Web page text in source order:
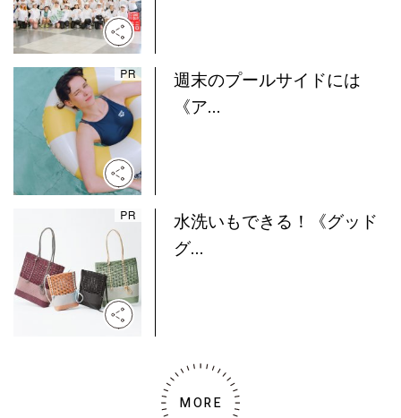
週末のプールサイドには
《ア...
水洗いもできる！《グッド
グ...
MORE